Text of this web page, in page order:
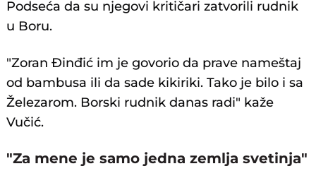
Podseća da su njegovi kritičari zatvorili rudnik
u Boru.
"Zoran Đinđić im je govorio da prave nameštaj
od bambusa ili da sade kikiriki. Tako je bilo i sa
Železarom. Borski rudnik danas radi" kaže
Vučić.
"Za mene je samo jedna zemlja svetinja"